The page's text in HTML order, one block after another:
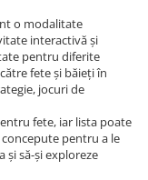
o modalitate
interactivă și
pentru diferite
fete și băieți în
jocuri de
fete, iar lista poate
pentru a le
și să-și exploreze